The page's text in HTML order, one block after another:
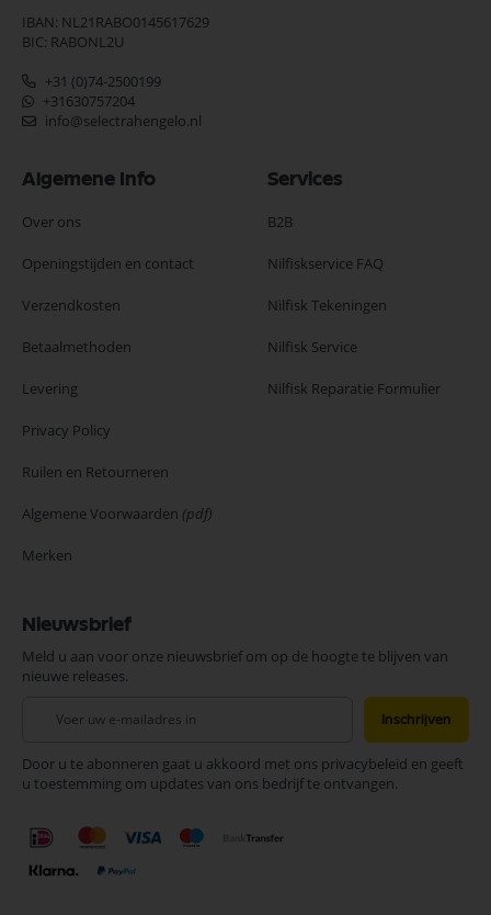
IBAN: NL21RABO0145617629
BIC: RABONL2U
+31 (0)74-2500199
+31630757204
info@selectrahengelo.nl
Algemene Info
Over ons
Openingstijden en contact
Verzendkosten
Betaalmethoden
Levering
Privacy Policy
Ruilen en Retourneren
Algemene Voorwaarden (pdf)
Merken
Services
B2B
Nilfiskservice FAQ
Nilfisk Tekeningen
Nilfisk Service
Nilfisk Reparatie Formulier
Nieuwsbrief
Meld u aan voor onze nieuwsbrief om op de hoogte te blijven van
nieuwe releases.
onze
nieuwsbrief
Inschrijven
Door u te abonneren gaat u akkoord met ons privacybeleid en geeft
u toestemming om updates van ons bedrijf te ontvangen.